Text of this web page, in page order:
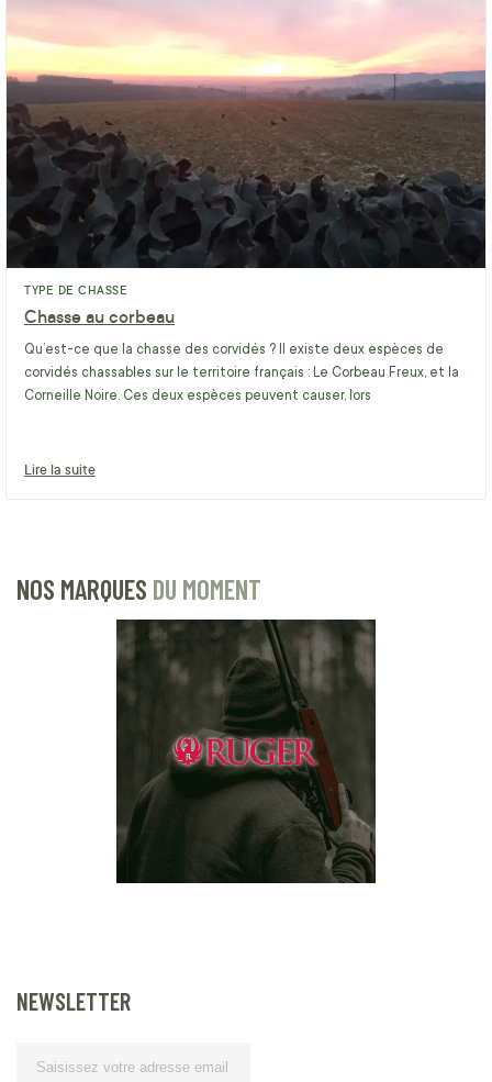
TYPE DE CHASSE
Chasse au corbeau
Qu’est-ce que la chasse des corvidés ? Il existe deux espèces de
corvidés chassables sur le territoire français : Le Corbeau Freux, et la
Corneille Noire. Ces deux espèces peuvent causer, lors
Lire la suite
NOS MARQUES DU MOMENT
NEWSLETTER